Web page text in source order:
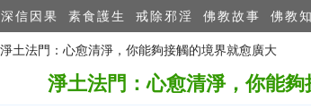
深信因果 素食護生 戒除邪淫 佛教故事 佛教
土法門：心愈清淨，你能夠接觸的境界就愈廣大
淨土法門：心愈清淨，你能